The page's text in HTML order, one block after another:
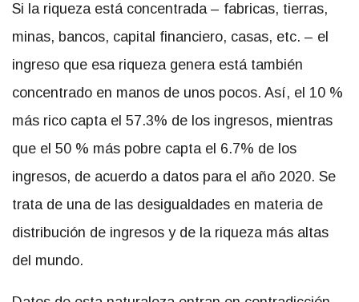
Si la riqueza está concentrada – fabricas, tierras,
minas, bancos, capital financiero, casas, etc. – el
ingreso que esa riqueza genera está también
concentrado en manos de unos pocos. Así, el 10 %
más rico capta el 57.3% de los ingresos, mientras
que el 50 % más pobre capta el 6.7% de los
ingresos, de acuerdo a datos para el año 2020. Se
trata de una de las desigualdades en materia de
distribución de ingresos y de la riqueza más altas
del mundo.